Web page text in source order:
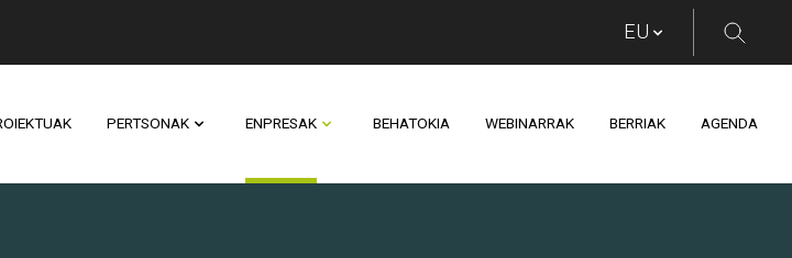
PERTSONAK ENPRESAK BEHATOKIA WEBINARRAK BERRIAK AGENDA